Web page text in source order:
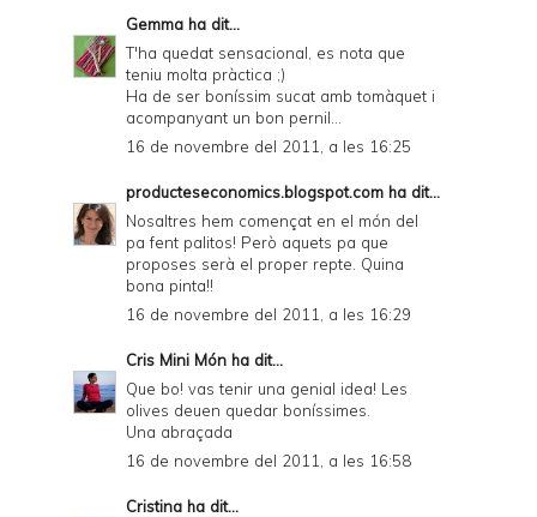
Gemma ha dit...
T'ha quedat sensacional, es nota que
teniu molta pràctica ;)
Ha de ser boníssim sucat amb tomàquet i
acompanyant un bon pernil...
16 de novembre del 2011, a les 16:25
producteseconomics.blogspot.com ha dit...
Nosaltres hem començat en el món del
pa fent palitos! Però aquets pa que
proposes serà el proper repte. Quina
bona pinta!!
16 de novembre del 2011, a les 16:29
Cris Mini Món ha dit...
Que bo! vas tenir una genial idea! Les
olives deuen quedar boníssimes.
Una abraçada
16 de novembre del 2011, a les 16:58
Cristina ha dit...